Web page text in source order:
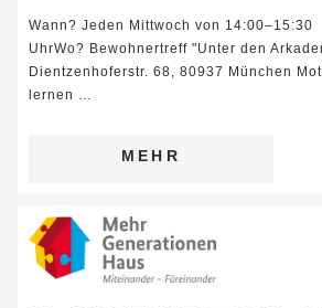
Wann? Jeden Mittwoch von 14:00–15:30
UhrWo? Bewohnertreff "Unter den
Dientzenhoferstr. 68, 80937 München
lernen …
MEHR